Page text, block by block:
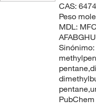
CAS:
Peso
MDL: